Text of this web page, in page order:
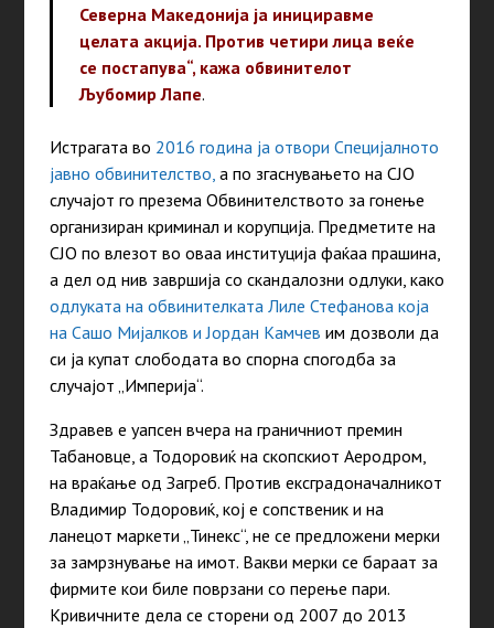
Северна Македонија ја инициравме
целата акција. Против четири лица веќе
се постапува“, кажа обвинителот
Љубомир Лапе.
Истрагата во 2016 година ја отвори Специјалното
јавно обвинителство, а по згаснувањето на СЈО
случајот го презема Обвинителството за гонење
организиран криминал и корупција. Предметите на
СЈО по влезот во оваа институција фаќаа прашина,
а дел од нив завршија со скандалозни одлуки, како
одлуката на обвинителката Лиле Стефанова која
на Сашо Мијалков и Јордан Камчев им дозволи да
си ја купат слободата во спорна спогодба за
случајот „Империја“.
Здравев е уапсен вчера на граничниот премин
Табановце, а Тодоровиќ на скопскиот Аеродром,
на враќање од Загреб. Против ексградоначалникот
Владимир Тодоровиќ, кој е сопственик и на
ланецот маркети „Тинекс“, не се предложени мерки
за замрзнување на имот. Вакви мерки се бараат за
фирмите кои биле поврзани со перење пари.
Кривичните дела се сторени од 2007 до 2013